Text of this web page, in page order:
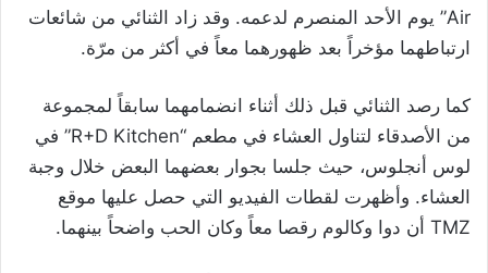
Air” يوم الأحد المنصرم لدعمه. وقد زاد الثنائي من شائعات
ارتباطهما مؤخراً بعد ظهورهما معاً في أكثر من مرّة.
كما رصد الثنائي قبل ذلك أثناء انضمامهما سابقاً لمجموعة
من الأصدقاء لتناول العشاء في مطعم “R+D Kitchen” في
لوس أنجلوس، حيث جلسا بجوار بعضهما البعض خلال وجبة
العشاء. وأظهرت لقطات الفيديو التي حصل عليها موقع
TMZ أن دوا وكالوم رقصا معاً وكان الحب واضحاً بينهما.